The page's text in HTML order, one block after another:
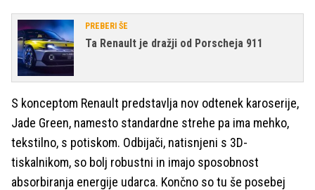
PREBERI ŠE
Ta Renault je dražji od Porscheja 911
S konceptom Renault predstavlja nov odtenek karoserije,
Jade Green, namesto standardne strehe pa ima mehko,
tekstilno, s potiskom. Odbijači, natisnjeni s 3D-
tiskalnikom, so bolj robustni in imajo sposobnost
absorbiranja energije udarca. Končno so tu še posebej